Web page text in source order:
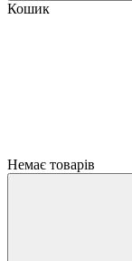
Кошик
Немає товарів